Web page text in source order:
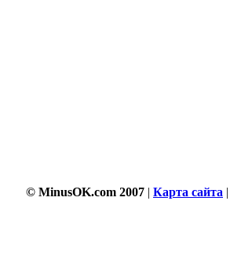
© MinusOK.com 2007 | Карта сайта |